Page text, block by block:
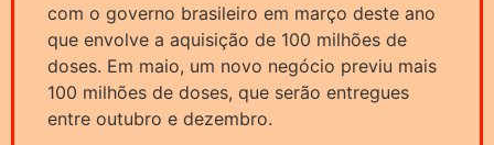
com o governo brasileiro em março deste ano
que envolve a aquisição de 100 milhões de
doses. Em maio, um novo negócio previu mais
100 milhões de doses, que serão entregues
entre outubro e dezembro.